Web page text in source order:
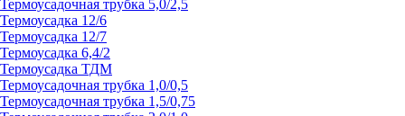
Термоусадочная трубка 5,0/2,5
Термоусадка 12/6
Термоусадка 12/7
Термоусадка 6,4/2
Термоусадка ТДМ
Термоусадочная трубка 1,0/0,5
Термоусадочная трубка 1,5/0,75